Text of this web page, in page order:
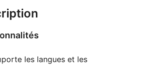
les langues et les